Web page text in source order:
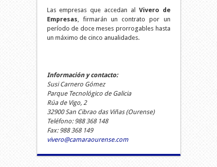
Las empresas que accedan al Vivero de
Empresas , firmarán un contrato por un
período de doce meses prorrogables hasta
un máximo de cinco anualidades.
Información y contacto:
Susi Carnero Gómez
Parque Tecnológico de Galicia
Rúa de Vigo, 2
32900 San Cibrao das Viñas (Ourense)
Teléfono: 988 368 148
Fax: 988 368 149
vivero@camaraourense.com